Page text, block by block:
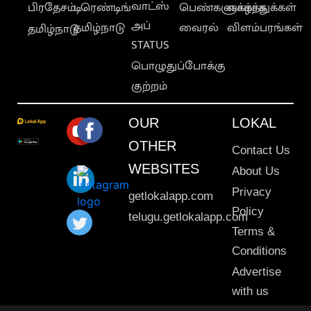
பிரதேசம்
தமிழ்நாடு
டிரெண்டிங்
தமிழ்நாடு
வாட்ஸ்
அப்
STATUS
பொழுதுப்போக்கு
குற்றம்
பெண்களுக்காக
வைரல்
வாழ்த்துக்கள்
விளம்பரங்கள்
OUR
OTHER
WEBSITES
getlokalapp.com
telugu.getlokalapp.com
LOKAL
Contact Us
About Us
Privacy
Policy
Terms &
Conditions
Advertise
with us